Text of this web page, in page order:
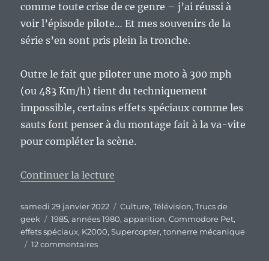
comme toute crise de ce genre – j’ai réussi à
voir l’épisode pilote… Et mes souvenirs de la
série s’en sont pris plein la tronche.
Outre le fait que piloter une moto à 300 mph
(ou 483 Km/h) tient du techniquement
impossible, certains effets spéciaux comme les
sauts font penser à du montage fait à la va-vite
pour compléter la scène.
Continuer la lecture
Publié
le
samedi 29 janvier 2022 Catégories
Culture,Télévision,Trucs de
geek
Étiquettes
1985,années 1980,apparition,Commodore Pet,
effets spéciaux, K2000,Supercopter,tonnerre mécanique
12 commentairessur